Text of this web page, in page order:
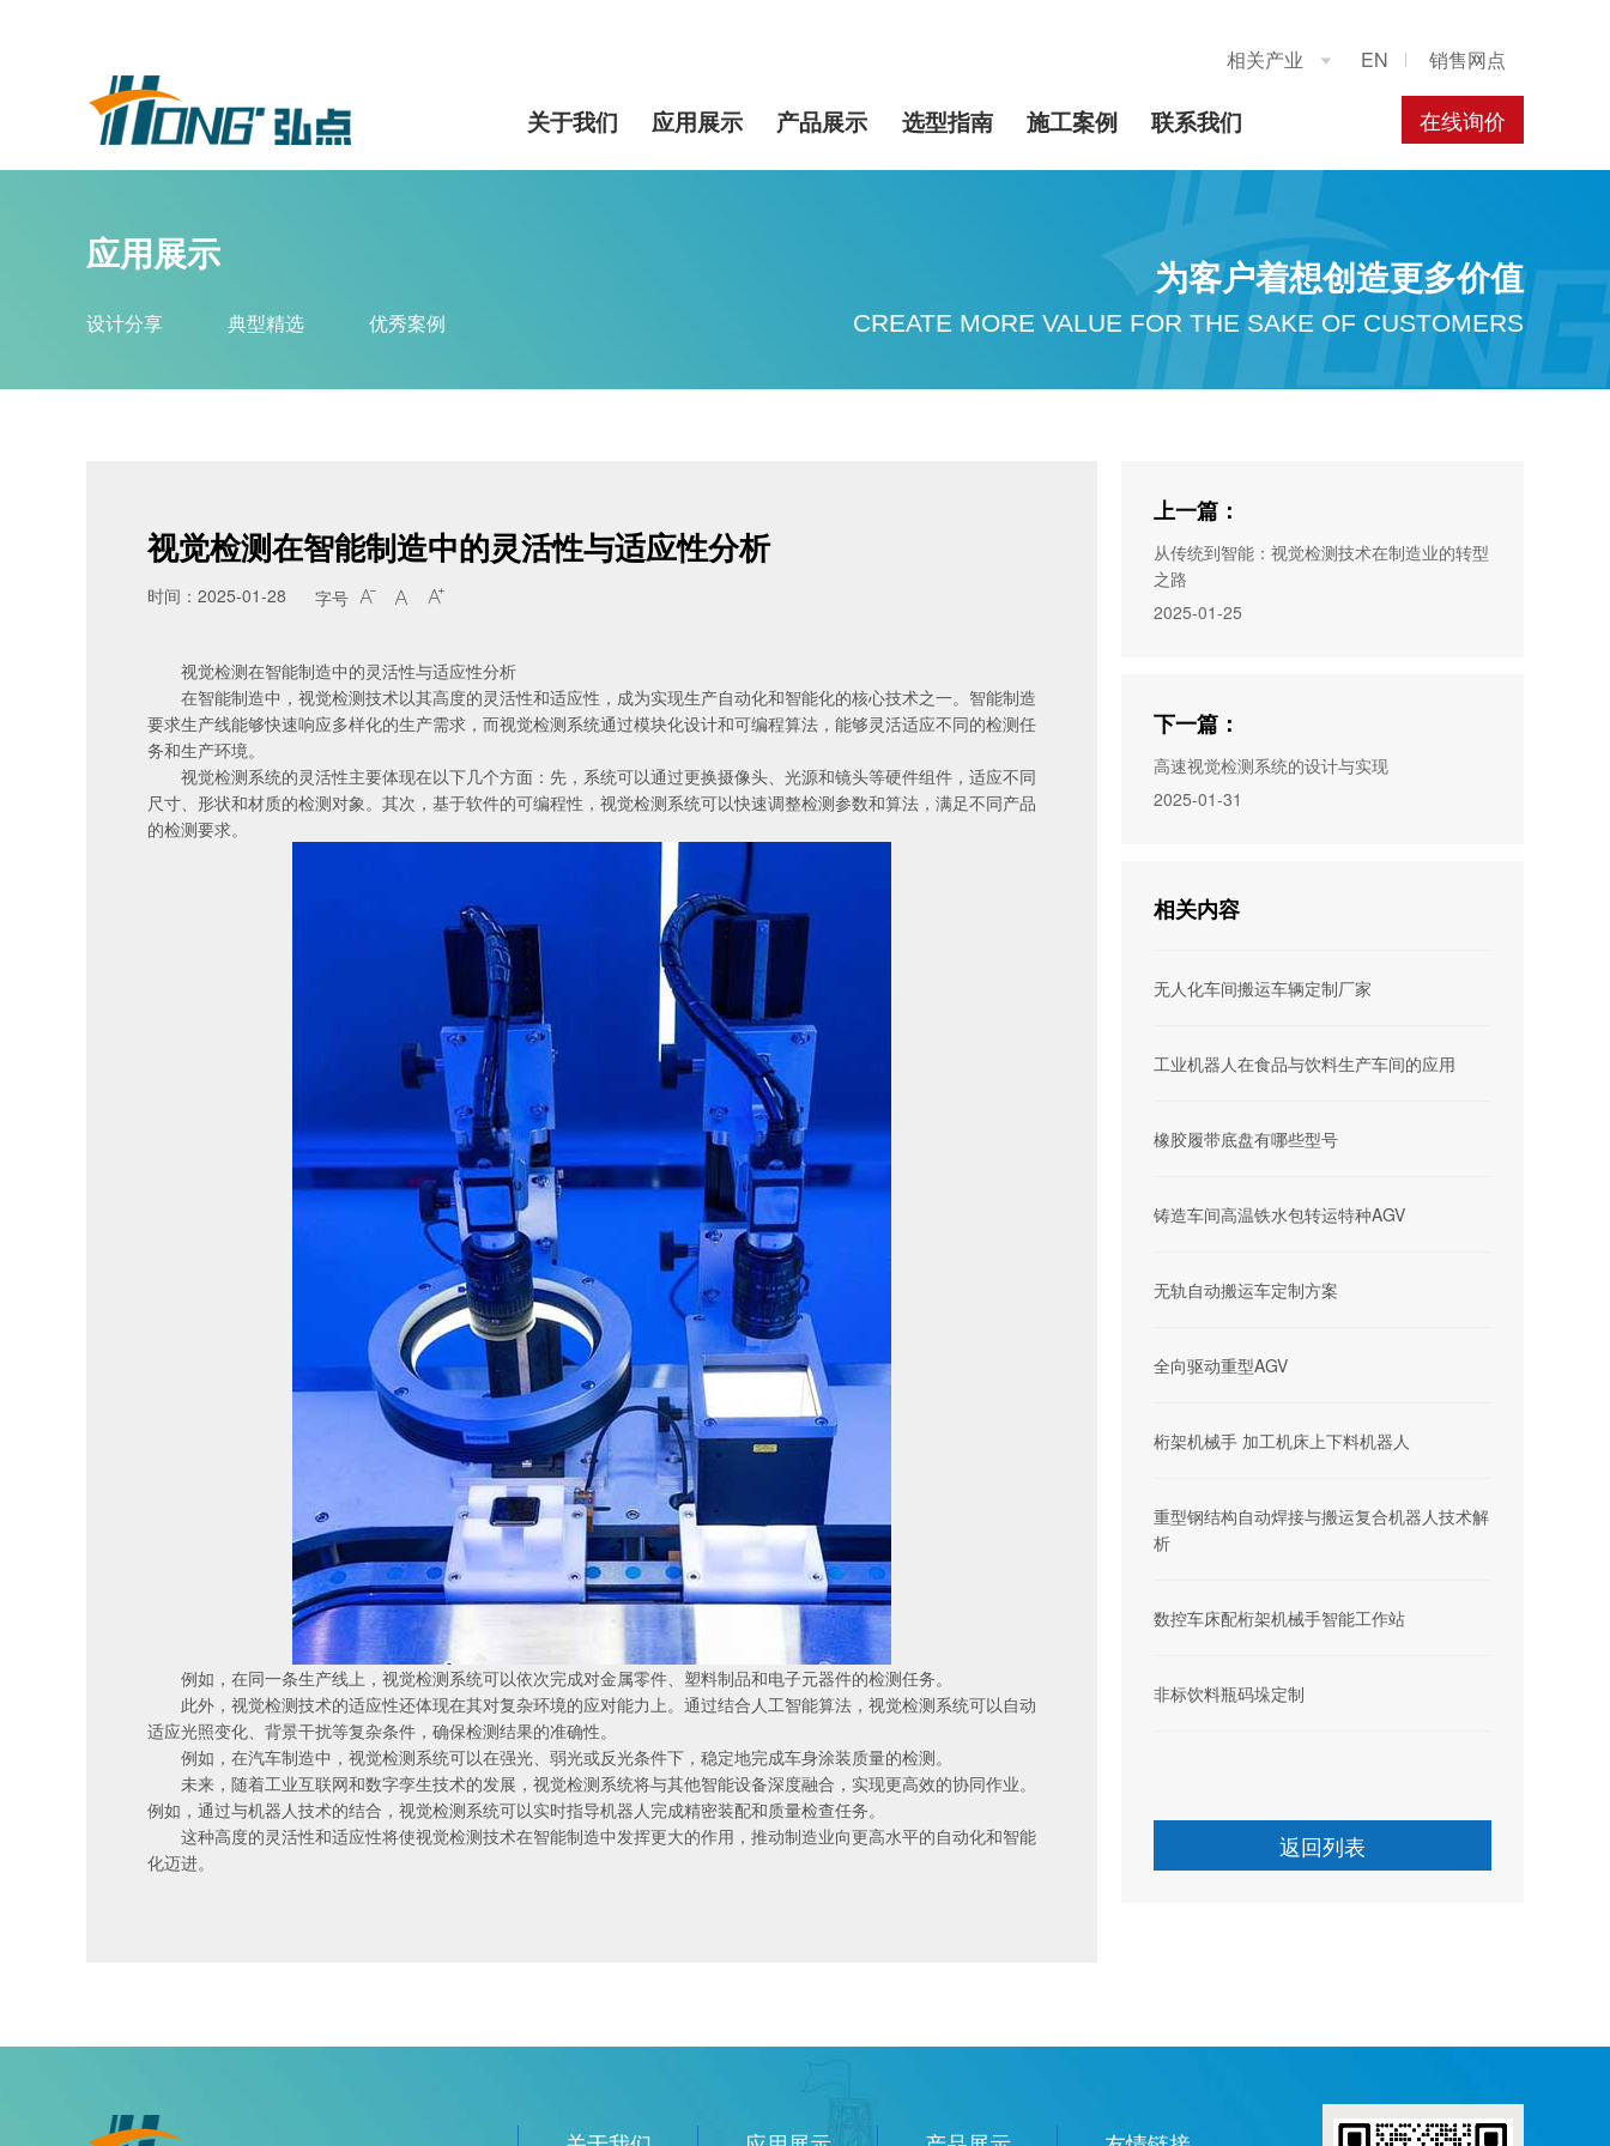
相关产业  EN 销售网点
在线询价
关于我们 应用展示 产品展示 选型指南 施工案例 联系我们
应用展示
设计分享 典型精选 优秀案例
为客户着想创造更多价值
CREATE MORE VALUE FOR THE SAKE OF CUSTOMERS
视觉检测在智能制造中的灵活性与适应性分析
时间：2025-01-28 字号   
视觉检测在智能制造中的灵活性与适应性分析
在智能制造中，视觉检测技术以其高度的灵活性和适应性，成为实现生产自动化和智能化的核心技术之一。智能制造
要求生产线能够快速响应多样化的生产需求，而视觉检测系统通过模块化设计和可编程算法，能够灵活适应不同的检测任
务和生产环境。
视觉检测系统的灵活性主要体现在以下几个方面：先，系统可以通过更换摄像头、光源和镜头等硬件组件，适应不同
尺寸、形状和材质的检测对象。其次，基于软件的可编程性，视觉检测系统可以快速调整检测参数和算法，满足不同产品
的检测要求。
例如，在同一条生产线上，视觉检测系统可以依次完成对金属零件、塑料制品和电子元器件的检测任务。
此外，视觉检测技术的适应性还体现在其对复杂环境的应对能力上。通过结合人工智能算法，视觉检测系统可以自动
适应光照变化、背景干扰等复杂条件，确保检测结果的准确性。
例如，在汽车制造中，视觉检测系统可以在强光、弱光或反光条件下，稳定地完成车身涂装质量的检测。
未来，随着工业互联网和数字孪生技术的发展，视觉检测系统将与其他智能设备深度融合，实现更高效的协同作业。
例如，通过与机器人技术的结合，视觉检测系统可以实时指导机器人完成精密装配和质量检查任务。
这种高度的灵活性和适应性将使视觉检测技术在智能制造中发挥更大的作用，推动制造业向更高水平的自动化和智能
化迈进。
上一篇：
从传统到智能：视觉检测技术在制造业的转型
之路
2025-01-25
下一篇：
高速视觉检测系统的设计与实现
2025-01-31
相关内容
无人化车间搬运车辆定制厂家
工业机器人在食品与饮料生产车间的应用
橡胶履带底盘有哪些型号
铸造车间高温铁水包转运特种AGV
无轨自动搬运车定制方案
全向驱动重型AGV
桁架机械手 加工机床上下料机器人
重型钢结构自动焊接与搬运复合机器人技术解
析
数控车床配桁架机械手智能工作站
非标饮料瓶码垛定制
返回列表